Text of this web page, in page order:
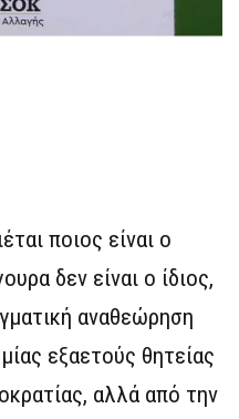
ποιος είναι ο
δεν είναι ο ίδιος,
αναθεώρηση
εξαετούς θητείας
αλλά από την